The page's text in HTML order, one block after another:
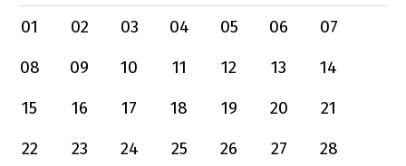
01
02 03 04 05 06
07
08
09 10 11 12 13
14
15
16 17 18 19 20
21
22
23 24 25 26 27
28